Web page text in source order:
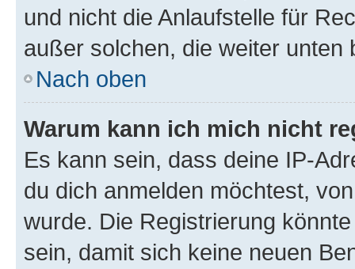
und nicht die Anlaufstelle für
außer solchen, die weiter unten
Nach oben
Warum kann ich mich nicht
Es kann sein, dass deine IP-
du dich anmelden möchtest,
wurde. Die Registrierung
sein, damit sich keine neuen